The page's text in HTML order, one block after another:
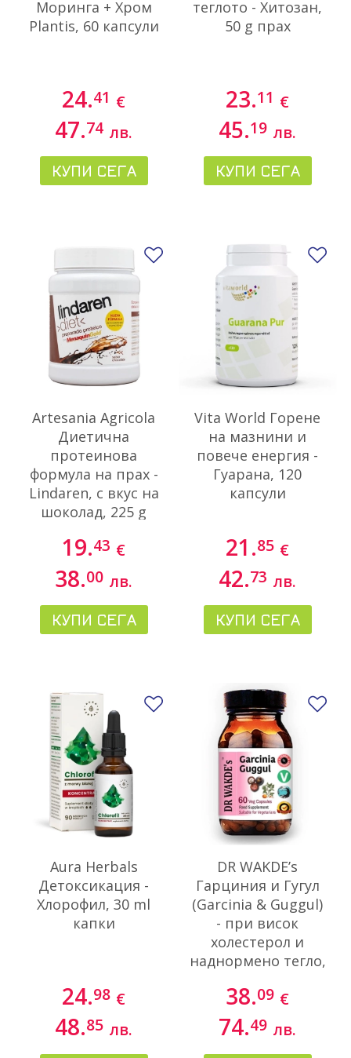
Моринга + Хром
Plantis, 60 капсули
24.41 €
47.74 лв.
КУПИ СЕГА
теглото - Хитозан,
50 g прах
23.11 €
45.19 лв.
КУПИ СЕГА
Artesania Agricola
Диетична
протеинова
формула на прах -
Lindaren, с вкус на
шоколад, 225 g
19.43 €
38.00 лв.
КУПИ СЕГА
Добави в любими
Vita World Горене
на мазнини и
повече енергия -
Гуарана, 120
капсули
21.85 €
42.73 лв.
КУПИ СЕГА
Aura Herbals
Детоксикация -
Хлорофил, 30 ml
капки
24.98 €
48.85 лв.
Добави в любими
DR WAKDE’s
Гарциния и Гугул
(Garcinia & Guggul)
- при висок
холестерол и
наднормено тегло,
38.09 €
74.49 лв.